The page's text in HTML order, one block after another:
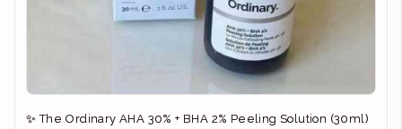
✨ The Ordinary AHA 30% + BHA 2% Peeling Solution (30ml)